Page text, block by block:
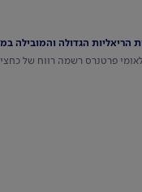
הריאליות הגדולה והמובילה